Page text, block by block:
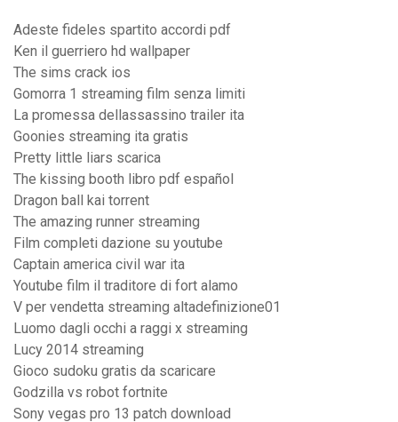
Adeste fideles spartito accordi pdf
Ken il guerriero hd wallpaper
The sims crack ios
Gomorra 1 streaming film senza limiti
La promessa dellassassino trailer ita
Goonies streaming ita gratis
Pretty little liars scarica
The kissing booth libro pdf español
Dragon ball kai torrent
The amazing runner streaming
Film completi dazione su youtube
Captain america civil war ita
Youtube film il traditore di fort alamo
V per vendetta streaming altadefinizione01
Luomo dagli occhi a raggi x streaming
Lucy 2014 streaming
Gioco sudoku gratis da scaricare
Godzilla vs robot fortnite
Sony vegas pro 13 patch download